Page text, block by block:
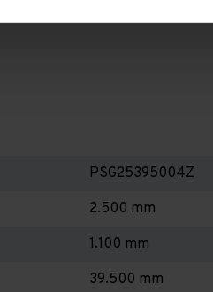
om te weten!
PSG25395004Z
2.500 mm
1.100 mm
39.500 mm